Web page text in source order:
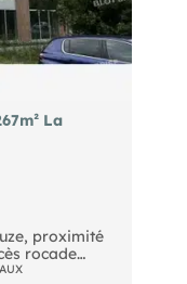
La
proximité
rocade
à usage de